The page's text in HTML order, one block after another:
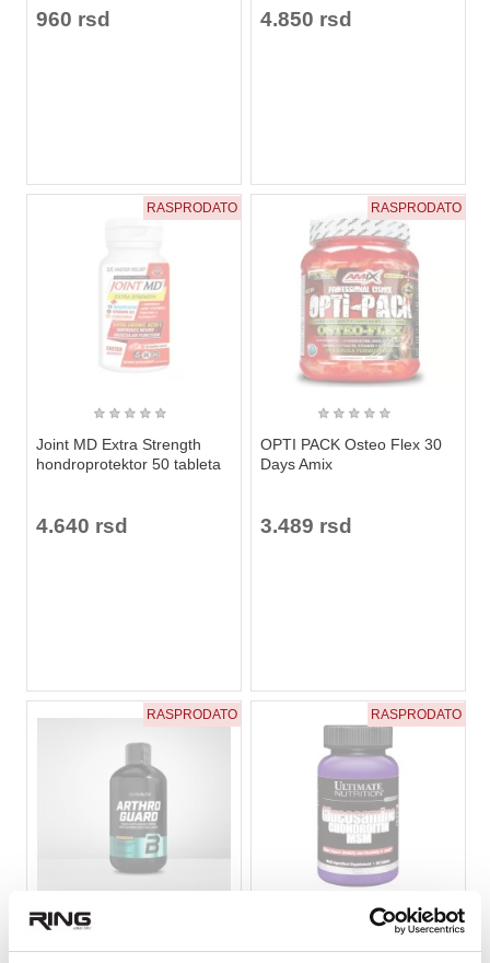
960 rsd 4.850 rsd
RASPRODATO
★ ★ ★ ★ ★
Joint MD Extra Strength
hondroprotektor 50 tableta
4.640 rsd
RASPRODATO
★ ★ ★ ★ ★
OPTI PACK Osteo Flex 30
Days Amix
3.489 rsd
RASPRODATO
Arthro Guard 500ml, Ukus
RASPRODATO
★★
Glucosamine Chond &